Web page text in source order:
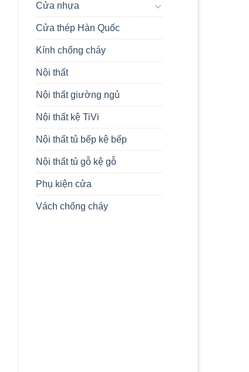
Cửa nhựa
Cửa thép Hàn Quốc
Kính chống cháy
Nội thất
Nội thất giường ngủ
Nội thất kệ TiVi
Nội thất tủ bếp kệ bếp
Nội thất tủ gỗ kệ gỗ
Phụ kiện cửa
Vách chống cháy